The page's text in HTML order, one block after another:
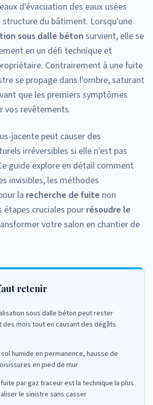
d'évacuation des eaux usées
du bâtiment. Lorsqu'une
sous dalle béton survient, elle se
en un défi technique et
Contrairement à une fuite
se propage dans l'ombre, saturant
que les premiers symptômes
vos revêtements.
jacente peut causer des
irréversibles si elle n'est pas
guide explore en détail comment
invisibles, les méthodes
la recherche de fuite non
cruciales pour résoudre le
votre salon en chantier de
retenir
sous dalle béton peut rester
des mois tout en causant des dégâts
humide en permanence, hausse de
en pied de mur
par gaz traceur est la technique la plus
le sinistre sans casser